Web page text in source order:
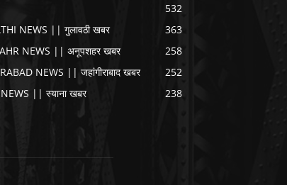
532
NEWS || गुलावठी खबर
363
NEWS || अनूपशहर खबर
258
NEWS || जहांगीराबाद खबर
252
|| स्याना खबर
238